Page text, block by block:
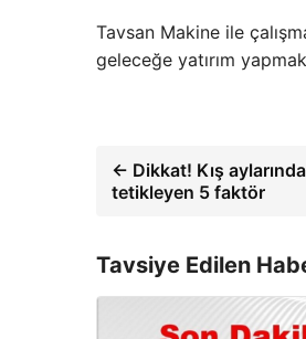
Tavsan Makine ile
geleceğe yatırım
← Dikkat! Kış
tetikleyen 5 faktör
Tavsiye Edilen